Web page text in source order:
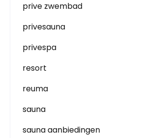
prive zwembad
privesauna
privespa
resort
reuma
sauna
sauna aanbiedingen